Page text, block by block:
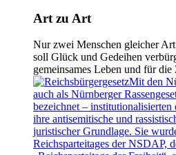
Art zu Art
Nur zwei Menschen gleicher Art
soll Glück und Gedeihen
gemeinsames Leben und für
Mit den
auch als Nürnberger
bezeichnet –
ihre antisemitische und
juristischer Grundlage. Sie
Reichsparteitages der NSDAP,